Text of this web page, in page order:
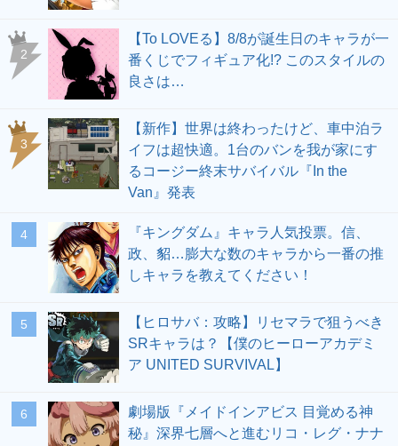
2
【To LOVEる】8/8が誕生日のキャラが一
番くじでフィギュア化!? このスタイルの
良さは…
3
【新作】世界は終わったけど、車中泊ラ
イフは超快適。1台のバンを我が家にす
るコージー終末サバイバル『In the
Van』発表
4
『キングダム』キャラ人気投票。信、
政、貂…膨大な数のキャラから一番の推
しキャラを教えてください！
5
【ヒロサバ：攻略】リセマラで狙うべき
SRキャラは？【僕のヒーローアカデミ
ア UNITED SURVIVAL】
6
劇場版『メイドインアビス 目覚める神
秘』深界七層へと進むリコ・レグ・ナナ